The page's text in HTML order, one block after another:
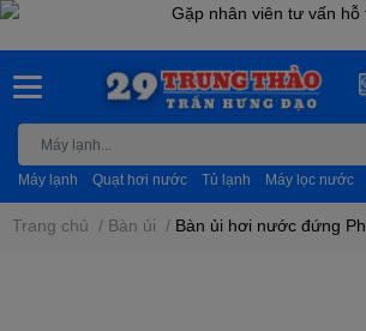
Máy lạnh Quạt hơi nước Tủ lạnh Máy lọc nước
Trang chủ / Bàn ủi / Bàn ủi hơi nước đứng